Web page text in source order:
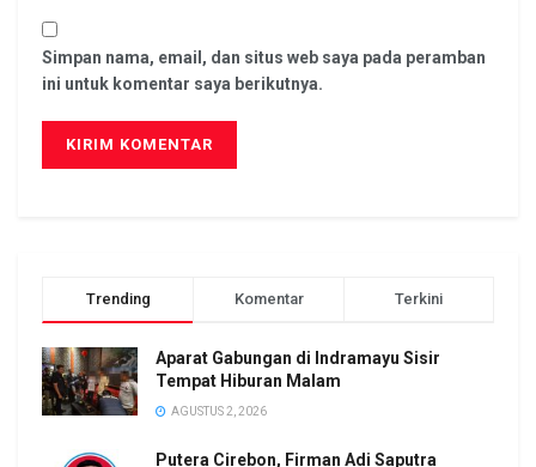
Simpan nama, email, dan situs web saya pada peramban
ini untuk komentar saya berikutnya.
Trending Komentar Terkini
Aparat Gabungan di Indramayu Sisir
Tempat Hiburan Malam
AGUSTUS 2, 2026
Putera Cirebon, Firman Adi Saputra